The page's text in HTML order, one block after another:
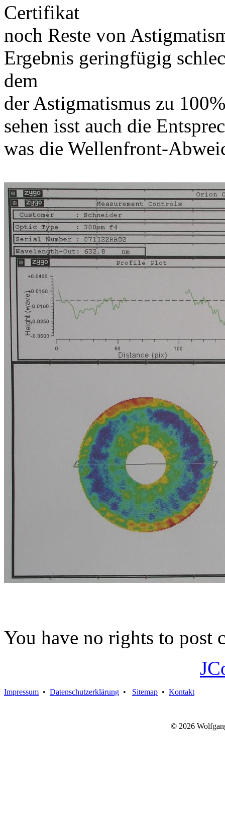
Certifikat
noch Reste von
Ergebnis geringfügig
dem
der Astigmatismus zu
sehen isst auch die
was die Wellenfront-
You have no rights to post
Impressum • Datenschutzerklärung • Sitemap • Kontakt
© 2026